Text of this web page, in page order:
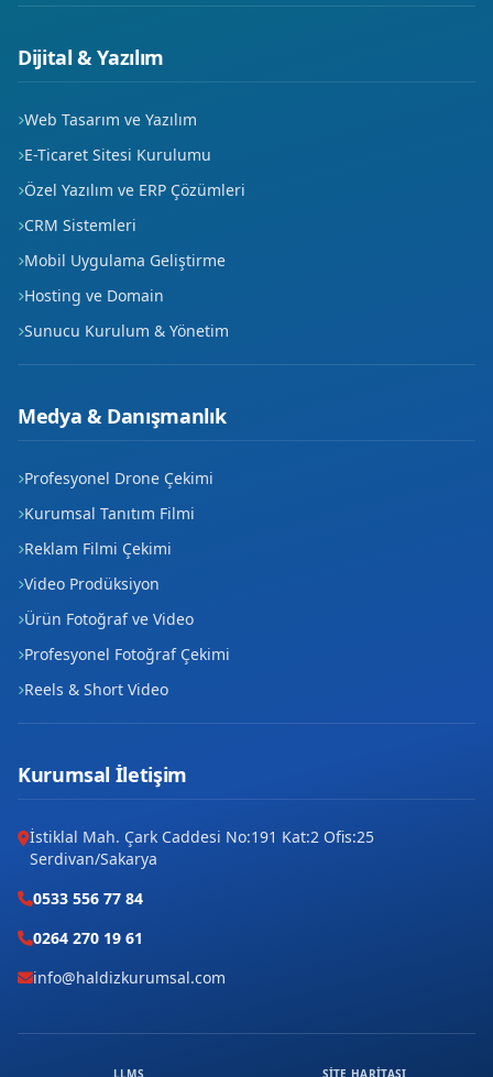
Dijital & Yazılım
Web Tasarım ve Yazılım
E-Ticaret Sitesi Kurulumu
Özel Yazılım ve ERP Çözümleri
CRM Sistemleri
Mobil Uygulama Geliştirme
Hosting ve Domain
Sunucu Kurulum & Yönetim
Medya & Danışmanlık
Profesyonel Drone Çekimi
Kurumsal Tanıtım Filmi
Reklam Filmi Çekimi
Video Prodüksiyon
Ürün Fotoğraf ve Video
Profesyonel Fotoğraf Çekimi
Reels & Short Video
Kurumsal İletişim
İstiklal Mah. Çark Caddesi No:191 Kat:2 Ofis:25
Serdivan/Sakarya
0533 556 77 84
0264 270 19 61
info@haldizkurumsal.com
LLMS SITE HARITASI